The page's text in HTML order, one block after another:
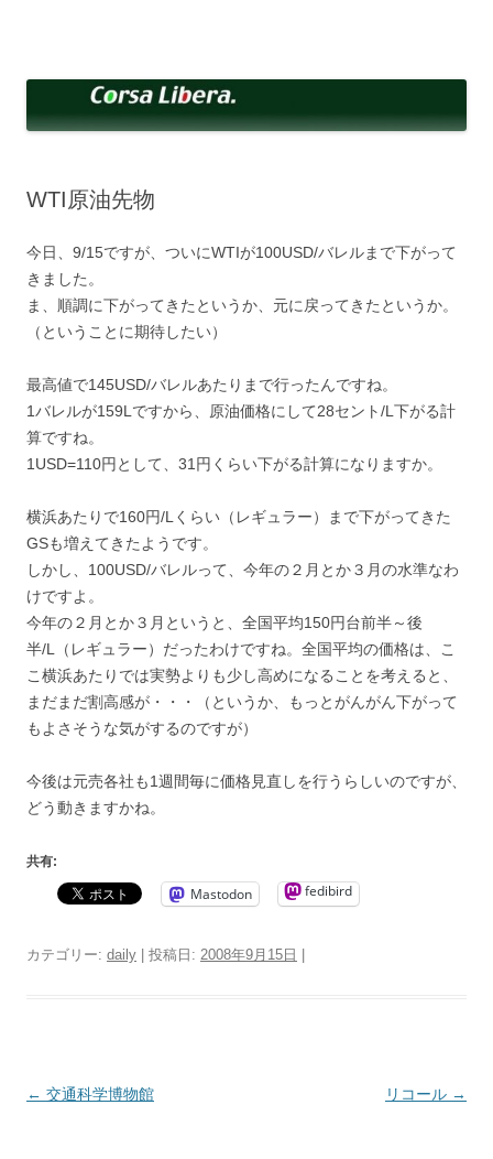
へ
ッ
WTI原油先物
今日、9/15ですが、ついにWTIが100USD/バレルまで下がって
きました。
ま、順調に下がってきたというか、元に戻ってきたというか。
（ということに期待したい）
最高値で145USD/バレルあたりまで行ったんですね。
1バレルが159Lですから、原油価格にして28セント/L下がる計
算ですね。
1USD=110円として、31円くらい下がる計算になりますか。
横浜あたりで160円/Lくらい（レギュラー）まで下がってきた
GSも増えてきたようです。
しかし、100USD/バレルって、今年の２月とか３月の水準なわ
けですよ。
今年の２月とか３月というと、全国平均150円台前半～後
半/L（レギュラー）だったわけですね。全国平均の価格は、こ
こ横浜あたりでは実勢よりも少し高めになることを考えると、
まだまだ割高感が・・・（というか、もっとがんがん下がって
もよさそうな気がするのですが）
今後は元売各社も1週間毎に価格見直しを行うらしいのですが、
どう動きますかね。
共有:
Mastodon fedibird
カテゴリー: daily | 投稿日: 2008年9月15日 |
投
← 交通科学博物館 リコール →